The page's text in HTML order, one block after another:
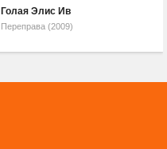
Голая Элис Ив
Переправа (2009)